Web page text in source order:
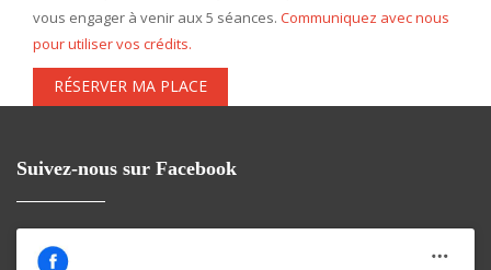
vous engager à venir aux 5 séances. Communiquez avec nous
pour utiliser vos crédits.
RÉSERVER MA PLACE
Suivez-nous sur Facebook